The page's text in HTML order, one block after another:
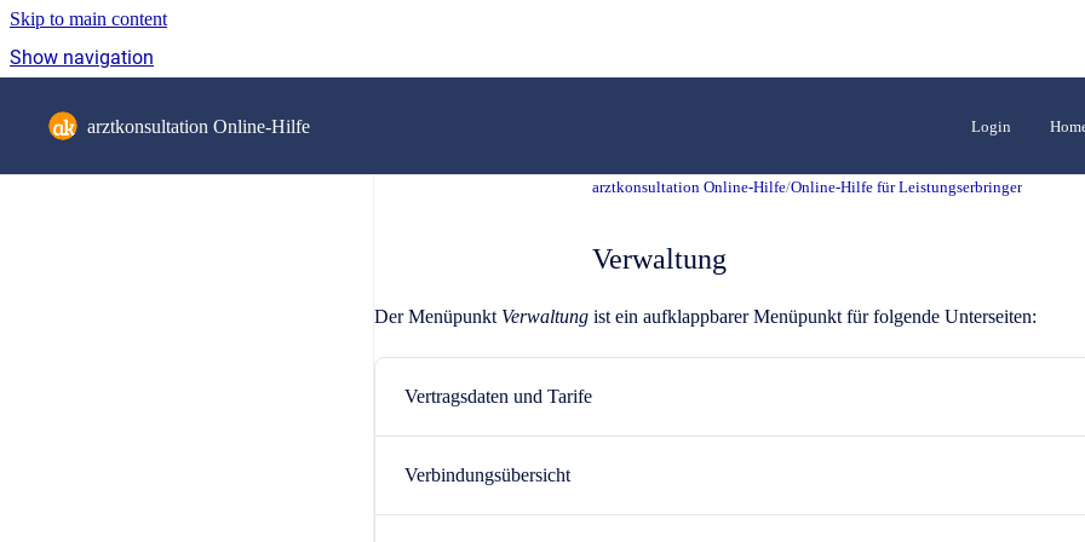
Skip to main content
Show navigation
arztkonsultation Online-Hilfe Login
arztkonsultation Online-Hilfe/Online-Hilfe für Leistungserbringer
Verwaltung
Der Menüpunkt Verwaltung ist ein aufklappbarer Menüpunkt für folgende Unterseiten:
Vertragsdaten und Tarife
Verbindungsübersicht